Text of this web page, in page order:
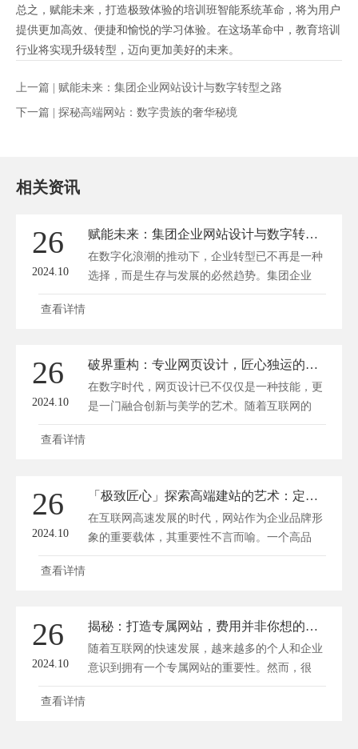
总之，赋能未来，打造极致体验的培训班智能系统革命，将为用户
提供更加高效、便捷和愉悦的学习体验。在这场革命中，教育培训
行业将实现升级转型，迈向更加美好的未来。
上一篇 | 赋能未来：集团企业网站设计与数字转型之路
下一篇 | 探秘高端网站：数字贵族的奢华秘境
相关资讯
26
2024.10
赋能未来：集团企业网站设计与数字转型之路
在数字化浪潮的推动下，企业转型已不再是一种
选择，而是生存与发展的必然趋势。集团企业
作...
查看详情
26
2024.10
破界重构：专业网页设计，匠心独运的数字艺术之旅
在数字时代，网页设计已不仅仅是一种技能，更
是一门融合创新与美学的艺术。随着互联网的
飞...
查看详情
26
2024.10
「极致匠心」探索高端建站的艺术：定制化网站构建新境界
在互联网高速发展的时代，网站作为企业品牌形
象的重要载体，其重要性不言而喻。一个高品
质...
查看详情
26
2024.10
揭秘：打造专属网站，费用并非你想的那样高！
随着互联网的快速发展，越来越多的个人和企业
意识到拥有一个专属网站的重要性。然而，很
多...
查看详情